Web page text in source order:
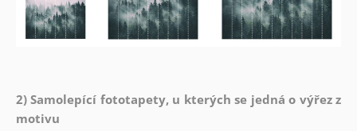
2) Samolepící fototapety, u kterých se jedná o výřez z
motivu